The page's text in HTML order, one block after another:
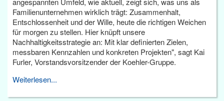
Familienunternehmen wirklich trägt: Zusammenhalt,
Entschlossenheit und der Wille, heute die richtigen Weichen
für morgen zu stellen. Hier knüpft unsere
Nachhaltigkeitsstrategie an: Mit klar definierten Zielen,
messbaren Kennzahlen und konkreten Projekten", sagt Kai
Furler, Vorstandsvorsitzender der Koehler-Gruppe.
Weiterlesen...